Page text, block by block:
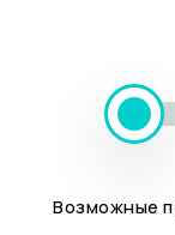
Возможные